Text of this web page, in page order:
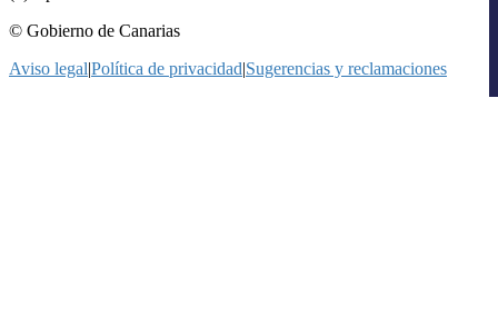
© Gobierno de Canarias
Aviso legal|Política de privacidad|Sugerencias y reclamaciones